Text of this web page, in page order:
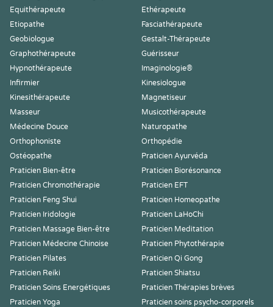
Equithérapeute
Ethérapeute
Etiopathe
Fasciathérapeute
Geobiologue
Gestalt-Thérapeute
Graphothérapeute
Guérisseur
Hypnothérapeute
Imaginologie®
Infirmier
Kinesiologue
Kinesithérapeute
Magnetiseur
Masseur
Musicothérapeute
Médecine Douce
Naturopathe
Orthophoniste
Orthopédie
Ostéopathe
Praticien Ayurvéda
Praticien Bien-être
Praticien Biorésonance
Praticien Chromothérapie
Praticien EFT
Praticien Feng Shui
Praticien Homeopathe
Praticien Iridologie
Praticien LaHoChi
Praticien Massage Bien-être
Praticien Meditation
Praticien Médecine Chinoise
Praticien Phytothérapie
Praticien Pilates
Praticien Qi Gong
Praticien Reiki
Praticien Shiatsu
Praticien Soins Energétiques
Praticien Thérapies brèves
Praticien Yoga
Praticien soins psycho-corporels